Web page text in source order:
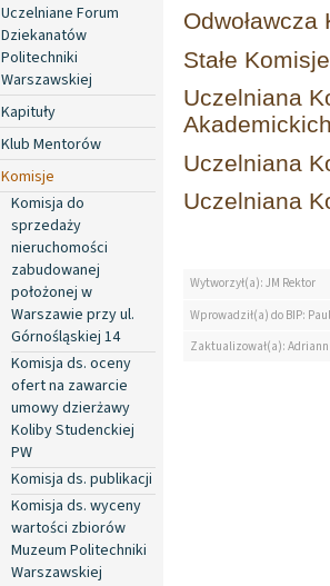
Uczelniane Forum
Dziekanatów
Politechniki
Warszawskiej
Kapituły
Klub Mentorów
Komisje
Komisja do
sprzedaży
nieruchomości
zabudowanej
położonej w
Warszawie przy ul.
Górnośląskiej 14
Komisja ds. oceny
ofert na zawarcie
umowy dzierżawy
Koliby Studenckiej
PW
Komisja ds. publikacji
Komisja ds. wyceny
wartości zbiorów
Muzeum Politechniki
Warszawskiej
Stałe
Uczelniana
Uczelniana
Uczelniana
Wytworzył(a): JM Rektor
Wprowadził(a) do BIP:
Zaktualizował(a):